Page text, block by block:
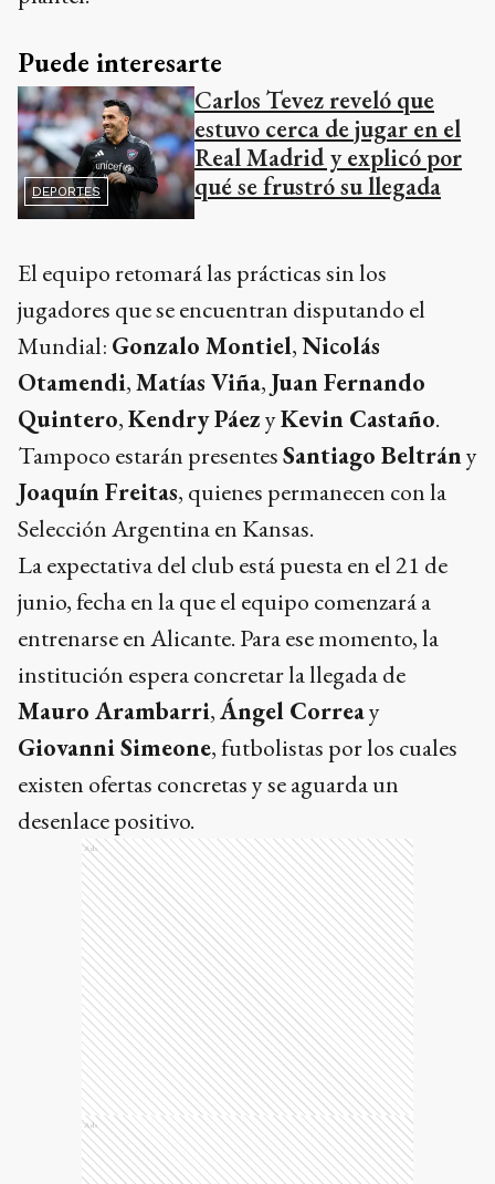
Puede interesarte
DEPORTES
Carlos Tevez reveló que
estuvo cerca de jugar en el
Real Madrid y explicó por
qué se frustró su llegada
El equipo retomará las prácticas sin los
jugadores que se encuentran disputando el
Mundial: Gonzalo Montiel,Nicolás
Otamendi,Matías Viña, Juan Fernando
Quintero,Kendry PáezyKevin Castaño.
Tampoco estarán presentesSantiago Beltrány
Joaquín Freitas, quienes permanecen con la
Selección Argentina en Kansas.
La expectativa del club está puesta en el 21 de
junio, fecha en la que el equipo comenzará a
entrenarse en Alicante. Para ese momento, la
institución espera concretar la llegada de
Mauro Arambarri,Ángel Correay
Giovanni Simeone, futbolistas por los cuales
existen ofertas concretas y se aguarda un
desenlace positivo.
Ads
Ads